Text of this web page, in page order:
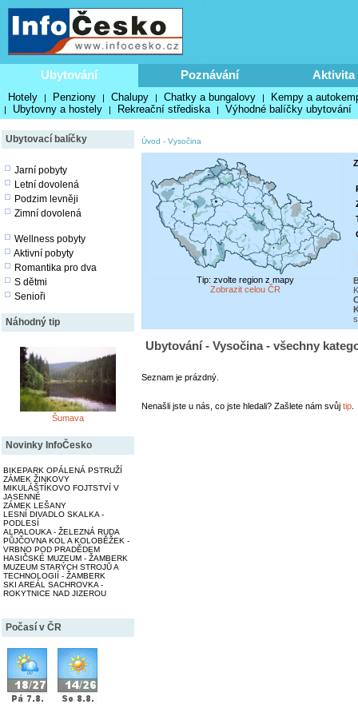
Ubytování Poznávání Aktivita
Hotely | Penziony | Chalupy | Chatky a bungalovy | Kempy a
| Ubytovny a hostely | Rekreační střediska | Výhodné balíčky ubytování
Ubytovací balíčky
Jarní pobyty
Letní dovolená
Podzim levněji
Zimní dovolená
Wellness pobyty
Aktivní pobyty
Romantika pro dva
S dětmi
Senioři
Náhodný tip
Šumava
Novinky InfoČesko
BIKEPARK OPÁLENÁ PSTRUŽÍ
ZÁMEK ŽINKOVY
MIKULÁŠTÍKOVO FOJTSTVÍ V
JASENNÉ
ZÁMEK LEŠANY
LESNÍ DIVADLO SKALKA -
PODLESÍ
ALPALOUKA - ŽELEZNÁ RUDA
PŮJČOVNA KOL A KOLOBĚŽEK -
VRBNO POD PRADĚDEM
HASIČSKÉ MUZEUM - ŽAMBERK
MUZEUM STARÝCH STROJŮ A
TECHNOLOGIÍ - ŽAMBERK
SKI AREÁL SACHROVKA -
ROKYTNICE NAD JIZEROU
Počasí v ČR
Úvod - Vysočina
Tip: zvolte region z mapy
Zobrazit celou ČR
Ubytování - Vysočina - všechny
Seznam je prázdný.
Nenašli jste u nás, co jste hledali? Zašlete nám svůj tip